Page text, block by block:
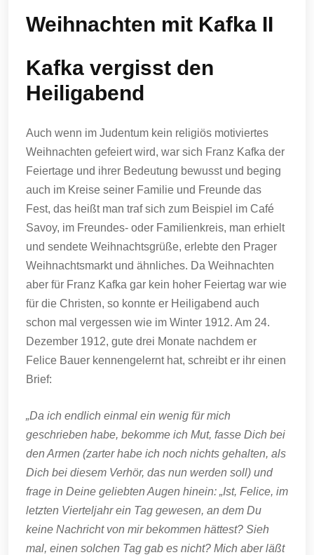
Weihnachten mit Kafka II
Kafka vergisst den
Heiligabend
Auch wenn im Judentum kein religiös motiviertes
Weihnachten gefeiert wird, war sich Franz Kafka der
Feiertage und ihrer Bedeutung bewusst und beging
auch im Kreise seiner Familie und Freunde das
Fest, das heißt man traf sich zum Beispiel im Café
Savoy, im Freundes- oder Familienkreis, man erhielt
und sendete Weihnachtsgrüße, erlebte den Prager
Weihnachtsmarkt und ähnliches. Da Weihnachten
aber für Franz Kafka gar kein hoher Feiertag war wie
für die Christen, so konnte er Heiligabend auch
schon mal vergessen wie im Winter 1912. Am 24.
Dezember 1912, gute drei Monate nachdem er
Felice Bauer kennengelernt hat, schreibt er ihr einen
Brief:
„Da ich endlich einmal ein wenig für mich
geschrieben habe, bekomme ich Mut, fasse Dich bei
den Armen (zarter habe ich noch nichts gehalten, als
Dich bei diesem Verhör, das nun werden soll) und
frage in Deine geliebten Augen hinein: „Ist, Felice, im
letzten Vierteljahr ein Tag gewesen, an dem Du
keine Nachricht von mir bekommen hättest? Sieh
mal, einen solchen Tag gab es nicht? Mich aber läßt